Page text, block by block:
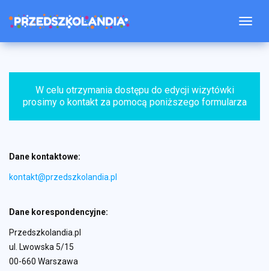
W celu otrzymania dostępu do edycji wizytówki
prosimy o kontakt za pomocą poniższego formularza
Dane kontaktowe:
kontakt@przedszkolandia.pl
Dane korespondencyjne:
Przedszkolandia.pl
ul. Lwowska 5/15
00-660 Warszawa